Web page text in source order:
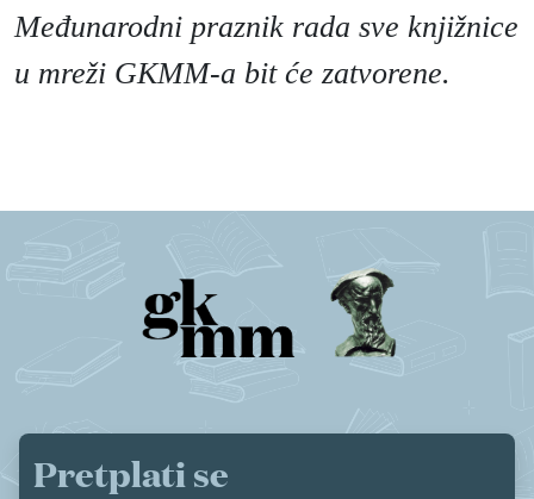
Međunarodni praznik rada sve knjižnice
u mreži GKMM-a bit će zatvorene.
Pretplati se